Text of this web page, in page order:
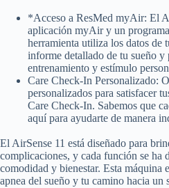
*Acceso a ResMed myAir: El
aplicación myAir y un
herramienta utiliza los datos de
informe detallado de tu sueño y
entrenamiento y estímulo
Care Check-In Personalizado:
personalizados para satisfacer
Care Check-In. Sabemos que
aquí para ayudarte de manera
El AirSense 11 está diseñado para
complicaciones, y cada función se ha
comodidad y bienestar. Esta máquina
apnea del sueño y tu camino hacia un